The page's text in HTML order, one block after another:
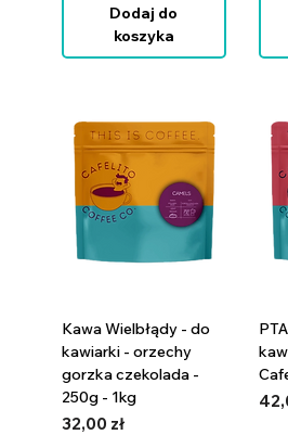
Dodaj do
koszyka
Kawa Wielbłądy - do
kawiarki - orzechy
gorzka czekolada -
250g - 1kg
Cena
32,00 zł